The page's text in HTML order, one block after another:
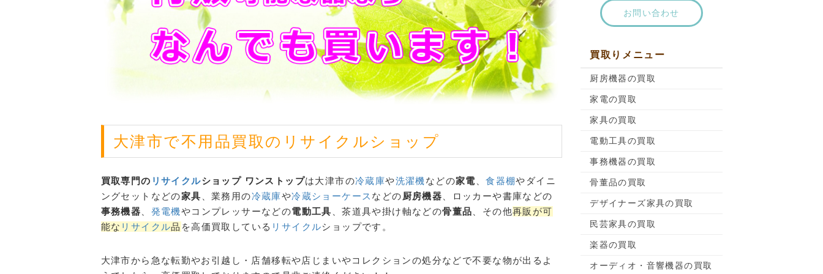
大津市で不用品買取の リサイクルショップ
買取専門の リサイクルショップ ワンストップは大津市の冷蔵庫や洗濯機などの家電 、食器棚やダイニ
ングセットなどの家具 、業務用の冷蔵庫や冷蔵ショーケース などの 厨房機器 、ロッカーや書庫などの
事務機器
発電機やコンプレッサーなどの電動工具 、茶道具や掛け軸などの骨董品 、その他再販が可
能な リサイクル品 を高価買取している リサイクルショップです。
大津市から急な転勤やお引越し・店舗移転や店じまいやコレクションの処分などで不要な物が出るよ
お問い合わせ
買取りメニュー
厨房機器の買取
家電の買取
家具の買取
電動工具の買取
事務機器の買取
骨董品の買取
デザイナーズ家具の買取
民芸家具の買取
楽器の買取
オーディオ・音響機器の買取